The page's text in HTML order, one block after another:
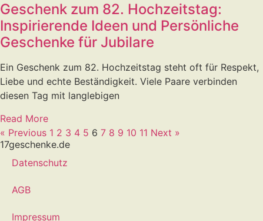
Geschenk zum 82. Hochzeitstag:
Inspirierende Ideen und Persönliche
Geschenke für Jubilare
Ein Geschenk zum 82. Hochzeitstag steht oft für Respekt,
Liebe und echte Beständigkeit. Viele Paare verbinden
diesen Tag mit langlebigen
Read More
« Previous 1 2 3 4 5 6 7 8 9 10 11 Next »
17geschenke.de
Datenschutz
AGB
Impressum